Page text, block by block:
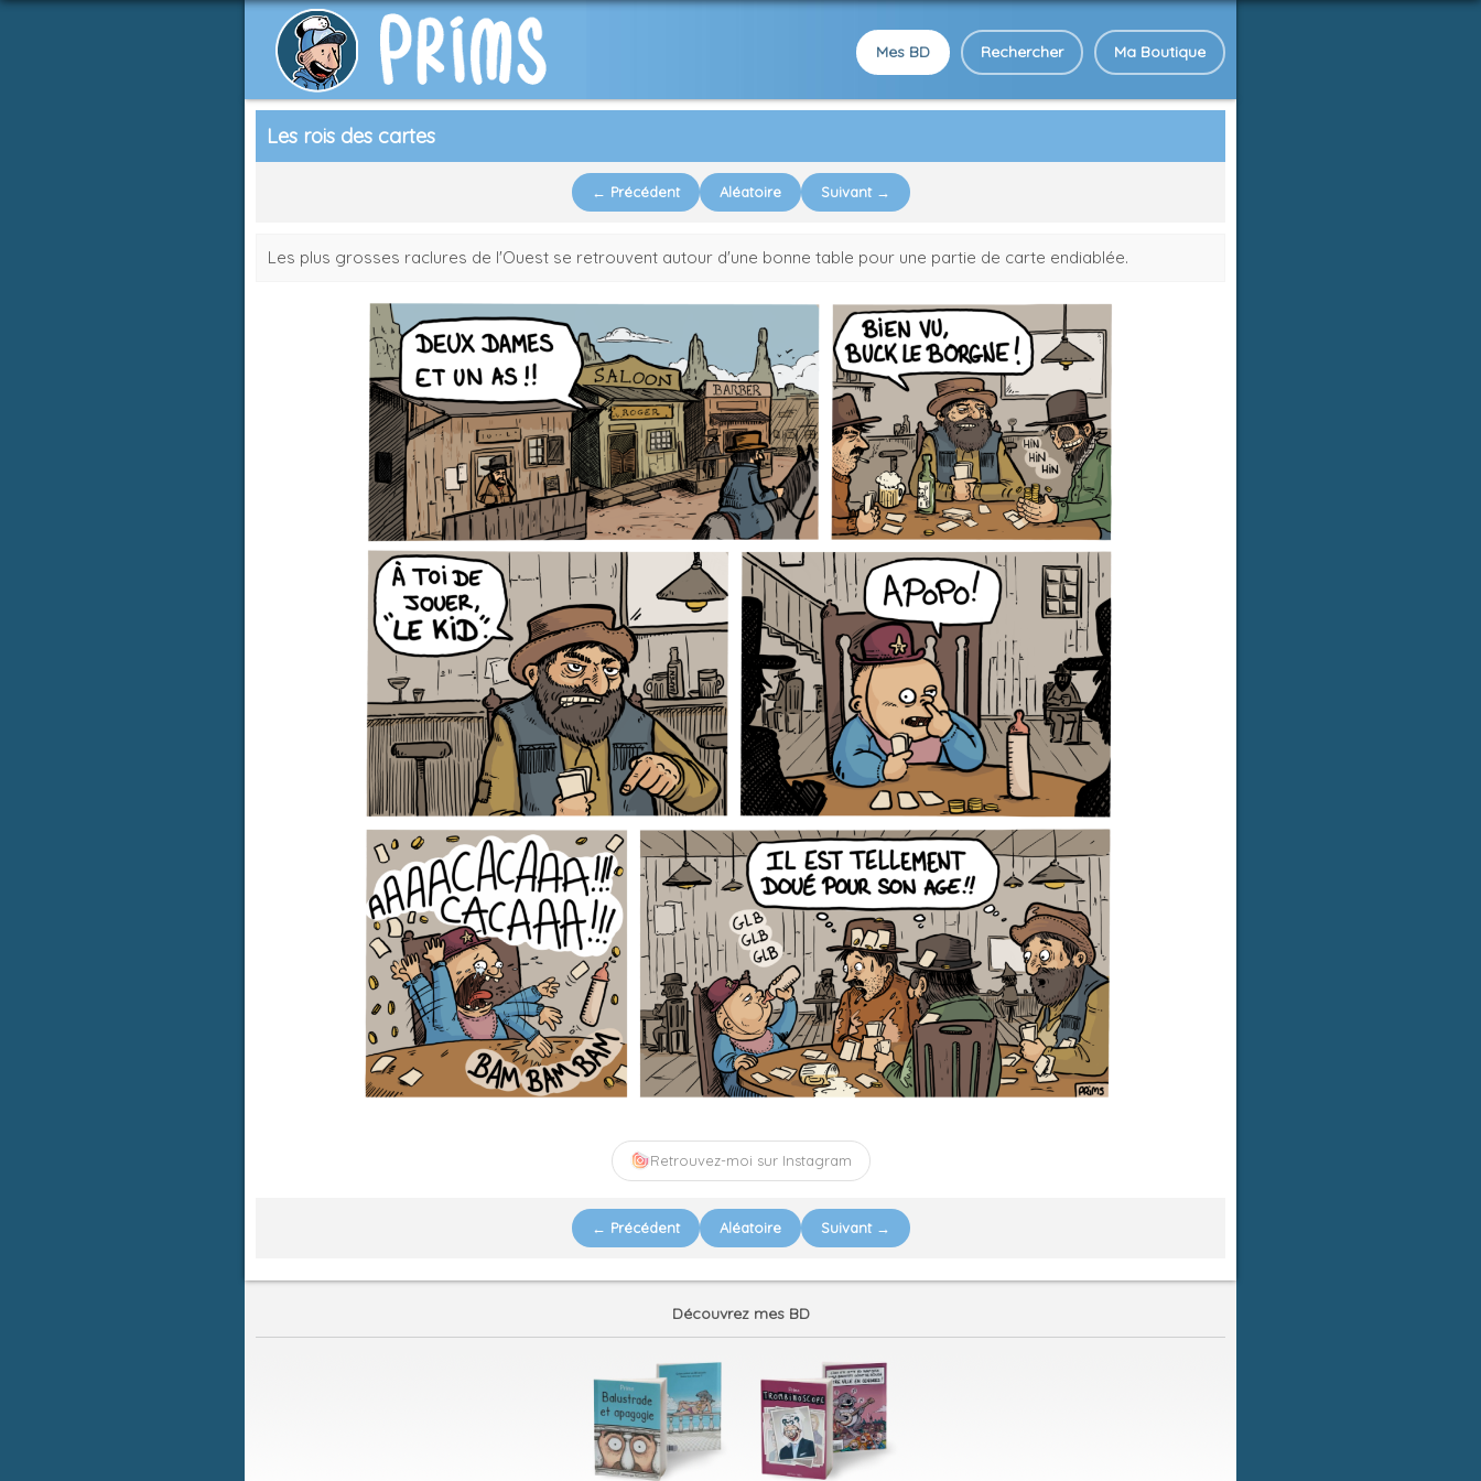
Mes BD Rechercher Ma Boutique
Les rois des cartes
← Précédent Aléatoire Suivant →
Les plus grosses raclures de l'Ouest se retrouvent autour d'une bonne table pour une partie de carte endiablée.
Retrouvez-moi sur Instagram
← Précédent Aléatoire Suivant →
Découvrez mes BD